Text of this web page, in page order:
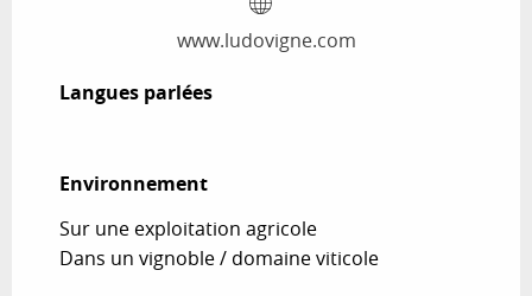
www.ludovigne.com
Langues parlées
Langues parlées
Environnement
Environnement
Sur une exploitation agricole
Dans un vignoble / domaine viticole